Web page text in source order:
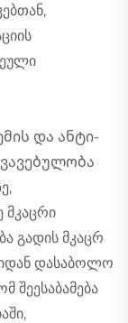
და ანტი-
მკაცრი
გადის მკაცრ
დასაბოლო
შეესაბამება